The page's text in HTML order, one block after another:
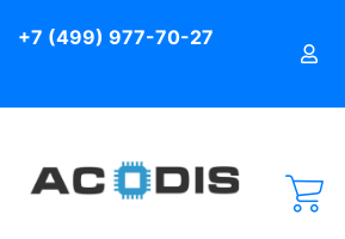
+7 (499) 977-70-27